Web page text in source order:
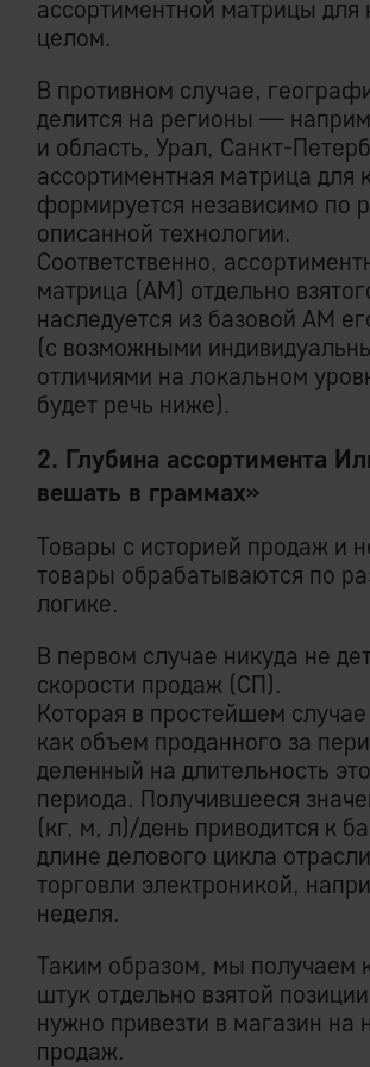
ассортиментной матрицы для
целом.
В противном случае,
делится на регионы —
и область, Урал, Санкт-
ассортиментная матрица для
формируется независимо по
описанной технологии.
Соответственно,
матрица (АМ) отдельно
наследуется из базовой АМ
(с возможными
отличиями на локальном
будет речь ниже).
2. Глубина ассортимента
вешать в граммах»
Товары с историей продаж и
товары обрабатываются по
логике.
В первом случае никуда не
скорости продаж (СП).
Которая в простейшем случае
как объем проданного за
деленный на длительность
периода. Получившееся
(кг, м, л)/день приводится к
длине делового цикла
торговли электроникой,
неделя.
Таким образом, мы получаем
штук отдельно взятой
нужно привезти в магазин на
продаж.